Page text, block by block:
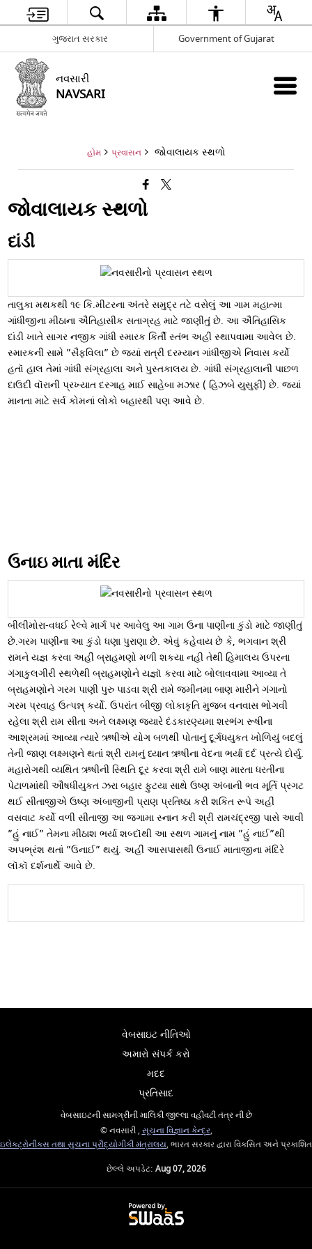
ગુજરાત સરકાર Government of Gujarat
નવસારી
NAVSARI
હોમ પ્રવાસન જોવાલાયક સ્થળો
જોવાલાયક સ્થળો
દાંડી
તાલુકા મથકથી ૧૯ કિ.મીટરના અંતરે સમુદ્ર તટે વસેલું આ ગામ મહાત્મા
ગાંધીજીના મીઠાના ઐતિહાસીક સતાગ્રહ માટે જાણીતું છે. આ ઐતિહાસિક
દાંડી ખાતે સાગર નજીક ગાંધી સ્મારક કિર્તી સ્તંભ અહીં સ્થાપવામા આવેલ છે.
સ્મારકની સામે ”સૈફવિલા” છે જયાં રાત્રી દરમ્‍યાન ગાંધીજીએ નિવાસ કર્યો
હતૉ હાલ તેમાં ગાંધી સંગ્રહાલા અને પુસ્‍તકાલય છે. ગાંધી સંગ્રહાલાની પાછળ
દાઉદી વૉરાની પ્રખ્‍યાત દરગાહ માઈ સાહેબા મઝાર ( હિઝબે યુસુફી) છે. જયાં
માનતા માટે સર્વ કોમનાં લોકો બહારથી પણ આવે છે.
ઉનાઇ માતા મંદિર
બીલીમોરા-વધઈ રેલ્વે માર્ગ પર આવેલુ આ ગામ ઉના પાણીના કુંડો માટે જાણીતું
છે.ગરમ પાણીના આ કુંડો ધણા પુરાણા છે. એવું કહેવાય છે કે, ભગવાન શ્રી
રામને યજ્ઞ કરવા અહીં બ્રાહમણો મળી શકયા નહી તેથી હિમાલય ઉપરના
ગંગાકુલગીરી સ્થળેથી બ્રાહમણોને યજ્ઞૉ કરવા માટે બોલાવવામા આવ્‍યા તે
બ્રાહમણોને ગરમ પાણી પુરુ પાડવા શ્રી રામે જમીનમા બાણ મારીને ગંગાનો
ગરમ પ્રવાહ ઉત્પન્ન્ કર્યો. ઉપરાંત બીજી લોકાકૃતિ મુજબ વનવાસ ભોગવી
રહેલા શ્રી રામ સીતા અને લક્ષ્મણ જયારે દંડકારણ્‍યમા શરભંગ રૂષીના
આશ્રમમાં આવ્‍યા ત્‍યારે ઋષીએ યોગ બળથી પોતાનું દૂર્ગધયુકત ખોળિયું બદલું
તેની જાણ લક્ષ્મણને થતાં શ્રી રામનું ધ્યાન ઋષીના વેદના ભર્યા દર્દ પ્રત્‍યે દોર્યુ.
મહારોગથી વ્‍યથિત ઋષીની સ્થિતિ દૂર કરવા શ્રી રામે બાણ મારતા ધરતીના
પેટાળમાંથી ઔષધીયુકત ઝરા બહાર ફુટયા સાથે ઉષ્ણ અંબાની ભવ મૂર્તિ પ્રગટ
થઈ સીતાજીએ ઉષ્ણ અંબાજીની પ્રાણ પ્રતિષ્ઠા કરી શકિત રૂપે અહીં
વસવાટ કર્યો વળી સીતાજી આ જગામા સ્નાન કરી શ્રી રામચંદ્રજી પાસે આવી
”હું નાઈ” તેમના મીઠાશ ભર્યા શબ્દૉથી આ સ્થળ ગામનું નામ ”હું નાઈ”થી
અપભ્રંશ થતાં ”ઉનાઈ” થયું. અહીં આસપાસથી ઉનાઈ માતાજીના મંદિરે
લૉકૉ દર્શનાર્થે આવે છે.
વેબસાઇટ નીતિઓ
અમારો સંપર્ક કરો
મદદ
પ્રતિસાદ
વેબસાઇટની સામગ્રીની માલિકી જીલ્લા વહીવટી તંત્ર ની છે
© નવસારી , સૂચના વિજ્ઞાન કેન્દ્ર,
ઇલેક્ટ્રોનીક્સ તથા સુચના પ્રૌદ્યોગીકી મંત્રાલય, ભારત સરકાર દ્વારા વિકસિત અને પ્રકાશિત
છેલ્લે અપડેટ: Aug 07, 2026